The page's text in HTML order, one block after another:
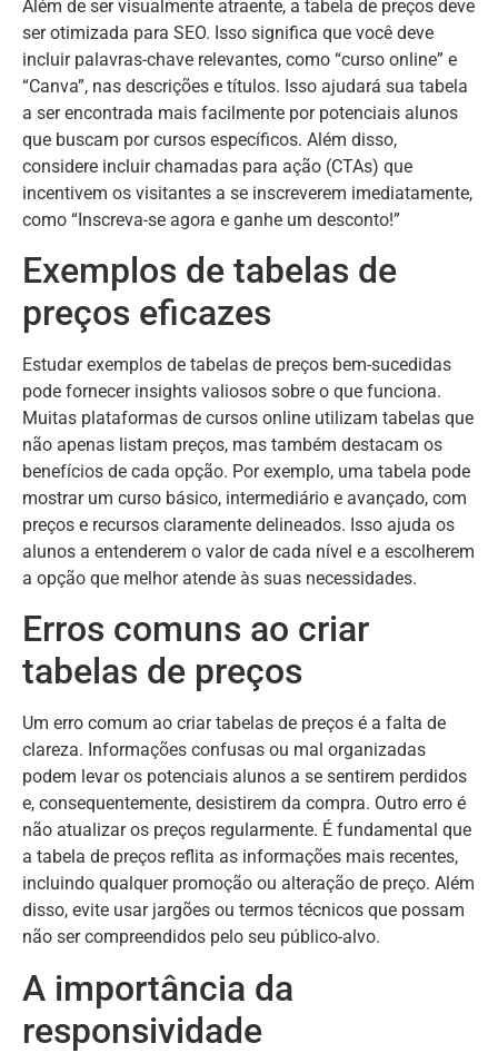
Além de ser visualmente atraente, a tabela de preços deve
ser otimizada para SEO. Isso significa que você deve
incluir palavras-chave relevantes, como “curso online” e
“Canva”, nas descrições e títulos. Isso ajudará sua tabela
a ser encontrada mais facilmente por potenciais alunos
que buscam por cursos específicos. Além disso,
considere incluir chamadas para ação (CTAs) que
incentivem os visitantes a se inscreverem imediatamente,
como “Inscreva-se agora e ganhe um desconto!”
Exemplos de tabelas de
preços eficazes
Estudar exemplos de tabelas de preços bem-sucedidas
pode fornecer insights valiosos sobre o que funciona.
Muitas plataformas de cursos online utilizam tabelas que
não apenas listam preços, mas também destacam os
benefícios de cada opção. Por exemplo, uma tabela pode
mostrar um curso básico, intermediário e avançado, com
preços e recursos claramente delineados. Isso ajuda os
alunos a entenderem o valor de cada nível e a escolherem
a opção que melhor atende às suas necessidades.
Erros comuns ao criar
tabelas de preços
Um erro comum ao criar tabelas de preços é a falta de
clareza. Informações confusas ou mal organizadas
podem levar os potenciais alunos a se sentirem perdidos
e, consequentemente, desistirem da compra. Outro erro é
não atualizar os preços regularmente. É fundamental que
a tabela de preços reflita as informações mais recentes,
incluindo qualquer promoção ou alteração de preço. Além
disso, evite usar jargões ou termos técnicos que possam
não ser compreendidos pelo seu público-alvo.
A importância da
responsividade